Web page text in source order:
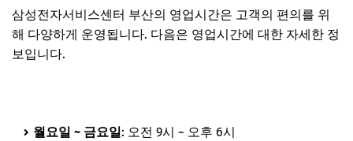
삼성전자서비스센터 부산의 영업시간은 고객의 편의를 위
해 다양하게 운영됩니다. 다음은 영업시간에 대한 자세한 정
보입니다.
월요일 ~ 금요일: 오전 9시 ~ 오후 6시